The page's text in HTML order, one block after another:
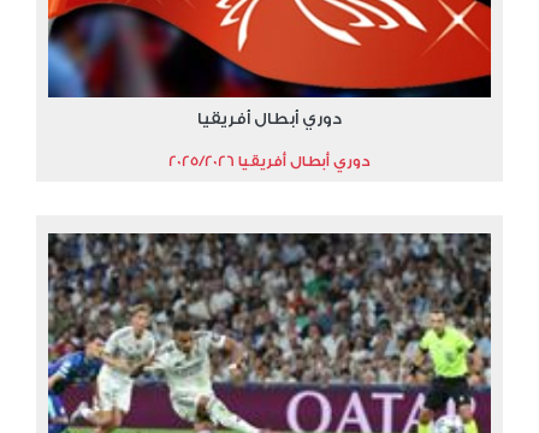
دوري أبطال أفريقيا
دوري أبطال أفريقيا 2025/2026